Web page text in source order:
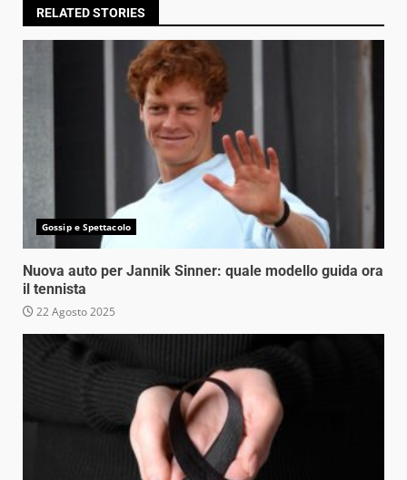
RELATED STORIES
Gossip e Spettacolo
Nuova auto per Jannik Sinner: quale modello guida ora
il tennista
22 Agosto 2025